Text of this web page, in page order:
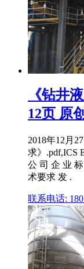
《钻井
12页 原
2018年12月
求》.pdf,ICS
公 司 企 业
术要求 发 .
联系电话: 180